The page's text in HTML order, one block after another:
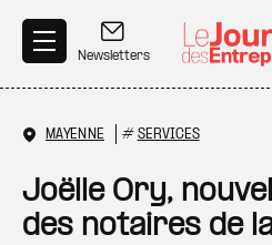
Newsletters
MAYENNE # SERVICES
Joëlle Ory,
des notaires de